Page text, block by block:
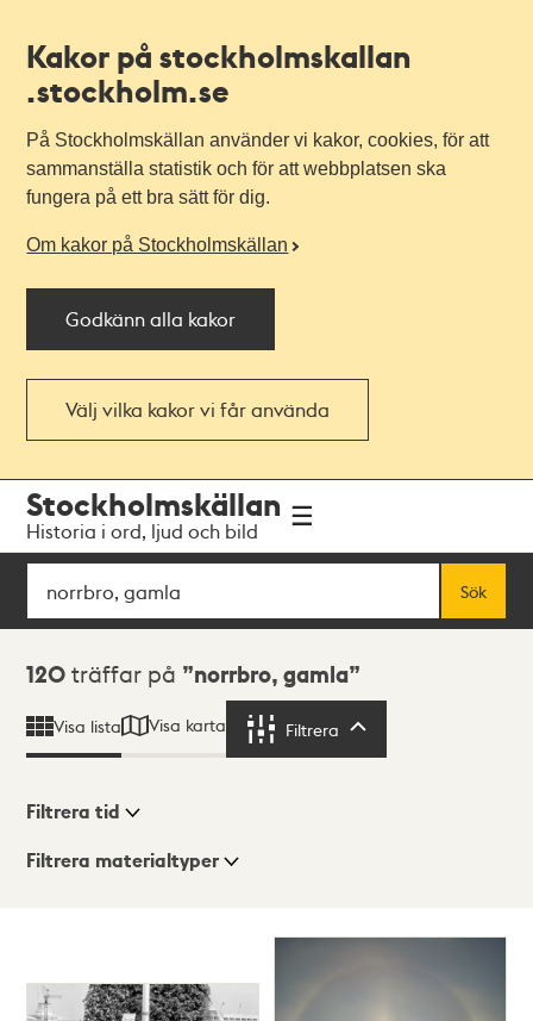
Kakor på stockholmskallan
.stockholm.se
På Stockholmskällan använder vi kakor, cookies, för att
sammanställa statistik och för att webbplatsen ska
fungera på ett bra sätt för dig.
Om kakor på Stockholmskällan
Godkänn alla kakor
Välj vilka kakor vi får använda
navigationen
huvudinnehållet
Stockholmskällan
Historia i ord, ljud och bild
Sök
Sök
Sökresultat
120 träffar på norrbro, gamla
Visa lista Visa karta Filtrera
Visningsläge
Filtrera tid
Filtrera materialtyper